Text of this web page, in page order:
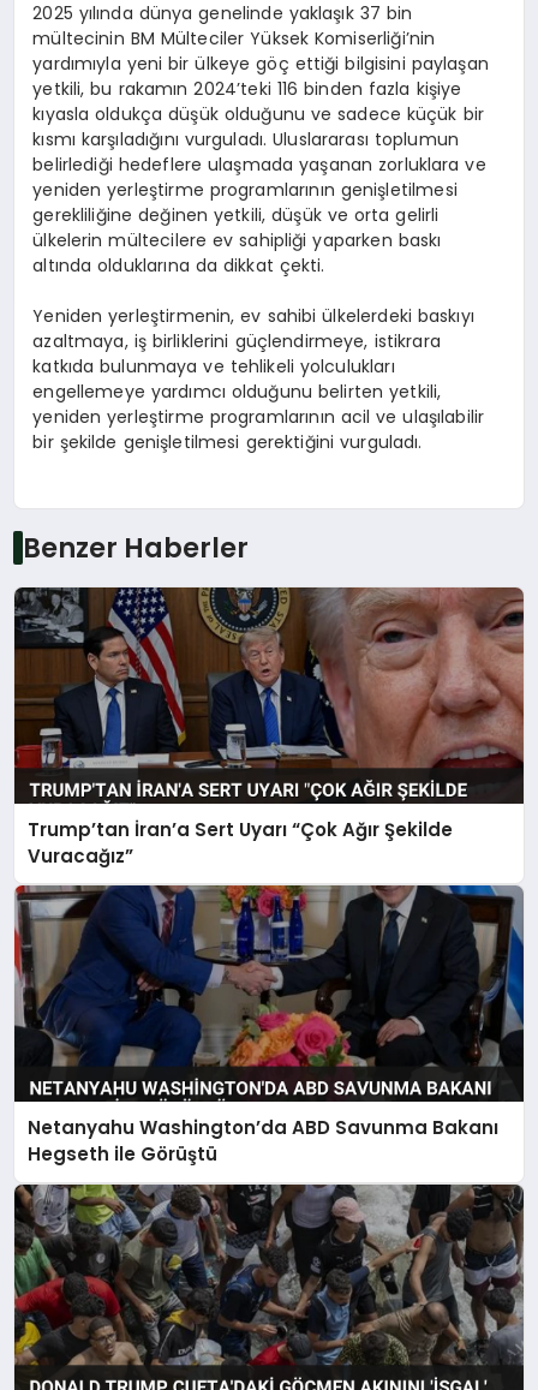
2025 yılında dünya genelinde yaklaşık 37 bin
mültecinin BM Mülteciler Yüksek Komiserliği’nin
yardımıyla yeni bir ülkeye göç ettiği bilgisini paylaşan
yetkili, bu rakamın 2024’teki 116 binden fazla kişiye
kıyasla oldukça düşük olduğunu ve sadece küçük bir
kısmı karşıladığını vurguladı. Uluslararası toplumun
belirlediği hedeflere ulaşmada yaşanan zorluklara ve
yeniden yerleştirme programlarının genişletilmesi
gerekliliğine değinen yetkili, düşük ve orta gelirli
ülkelerin mültecilere ev sahipliği yaparken baskı
altında olduklarına da dikkat çekti.
Yeniden yerleştirmenin, ev sahibi ülkelerdeki baskıyı
azaltmaya, iş birliklerini güçlendirmeye, istikrara
katkıda bulunmaya ve tehlikeli yolculukları
engellemeye yardımcı olduğunu belirten yetkili,
yeniden yerleştirme programlarının acil ve ulaşılabilir
bir şekilde genişletilmesi gerektiğini vurguladı.
Benzer Haberler
Trump’tan İran’a Sert Uyarı “Çok Ağır Şekilde
Vuracağız”
Netanyahu Washington’da ABD Savunma Bakanı
Hegseth ile Görüştü